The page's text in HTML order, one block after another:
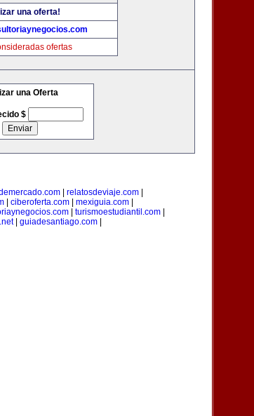
una oferta!
ofertas
una Oferta
$
relatosdeviaje.com
| ciberoferta.com| mexiguia.com|
turismoestudiantil.com
| guiadesantiago.com